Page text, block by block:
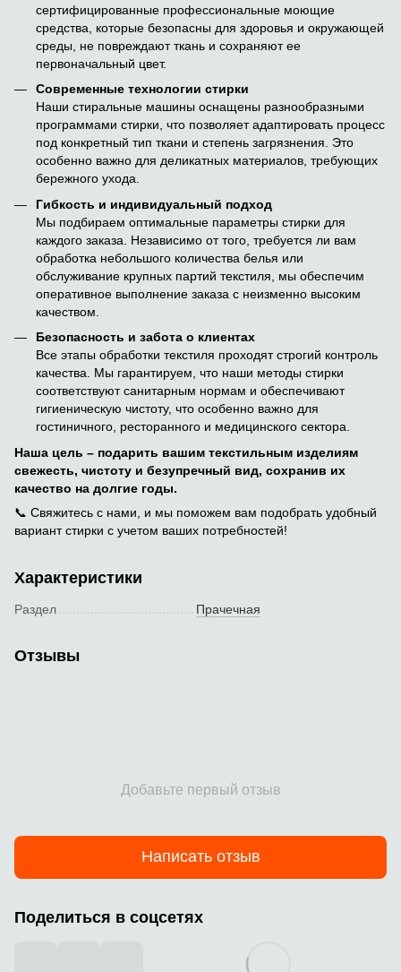
сертифицированные профессиональные моющие
средства, которые безопасны для здоровья и окружающей
среды, не повреждают ткань и сохраняют ее
первоначальный цвет.
Современные технологии стирки
Наши стиральные машины оснащены разнообразными
программами стирки, что позволяет адаптировать процесс
под конкретный тип ткани и степень загрязнения. Это
особенно важно для деликатных материалов, требующих
бережного ухода.
Гибкость и индивидуальный подход
Мы подбираем оптимальные параметры стирки для
каждого заказа. Независимо от того, требуется ли вам
обработка небольшого количества белья или
обслуживание крупных партий текстиля, мы обеспечим
оперативное выполнение заказа с неизменно высоким
качеством.
Безопасность и забота о клиентах
Все этапы обработки текстиля проходят строгий контроль
качества. Мы гарантируем, что наши методы стирки
соответствуют санитарным нормам и обеспечивают
гигиеническую чистоту, что особенно важно для
гостиничного, ресторанного и медицинского сектора.
Наша цель – подарить вашим текстильным изделиям
свежесть, чистоту и безупречный вид, сохранив их
качество на долгие годы.
📞 Свяжитесь с нами, и мы поможем вам подобрать удобный
вариант стирки с учетом ваших потребностей!
Характеристики
Раздел Прачечная
Отзывы
Добавьте первый отзыв
Написать отзыв
Поделиться в соцсетях